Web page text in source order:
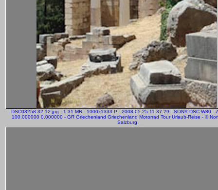
DSC03258-32-12.jpg - 1.31 MB - 1000x1333 P - 2008:05:25 11:37:29 - SONY DSC-W80 -
100.000000 0.000000 - GR Griechenland Griechenland Motorrad Tour Urlaub-Reise - ©
Salzburg